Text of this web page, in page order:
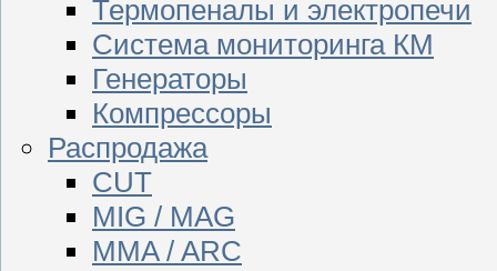
Термопеналы и электропечи
Система мониторинга КМ
Генераторы
Компрессоры
Распродажа
CUT
MIG / MAG
MMA / ARC